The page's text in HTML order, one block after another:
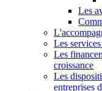
Les
Les
Les
croissance
Les
entreprises